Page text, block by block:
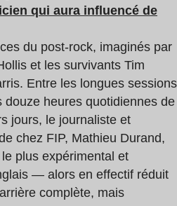
qui aura influencé de
du post-rock, imaginés par
et les survivants Tim
Entre les longues sessions
heures quotidiennes de
jours, le journaliste et
chez FIP, Mathieu Durand,
plus expérimental et
— alors en effectif réduit
complète, mais